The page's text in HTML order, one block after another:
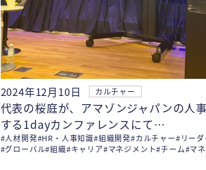
代表の桜庭が、アマゾンジャパンの人
する1dayカンファレンスにて…
2024年12月10日 カルチャー
#人材開発#HR・人事知識#組織開発#カルチャー#リー
#グローバル#組織#キャリア#マネジメント#チーム#マ